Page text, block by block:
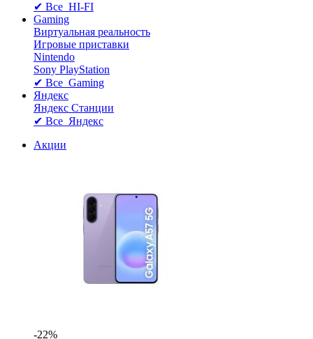
✔ Все HI-FI
Gaming
Виртуальная реальность
Игровые приставки
Nintendo
Sony PlayStation
✔ Все Gaming
Яндекс
Яндекс Станции
✔ Все Яндекс
Акции
-22%